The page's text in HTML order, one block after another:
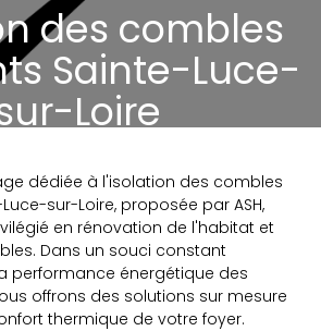
des combles
Sainte-Luce-
Loire
dédiée à l'isolation des combles
sur-Loire, proposée par ASH,
en rénovation de l'habitat et
Dans un souci constant
performance énergétique des
offrons des solutions sur mesure
thermique de votre foyer.